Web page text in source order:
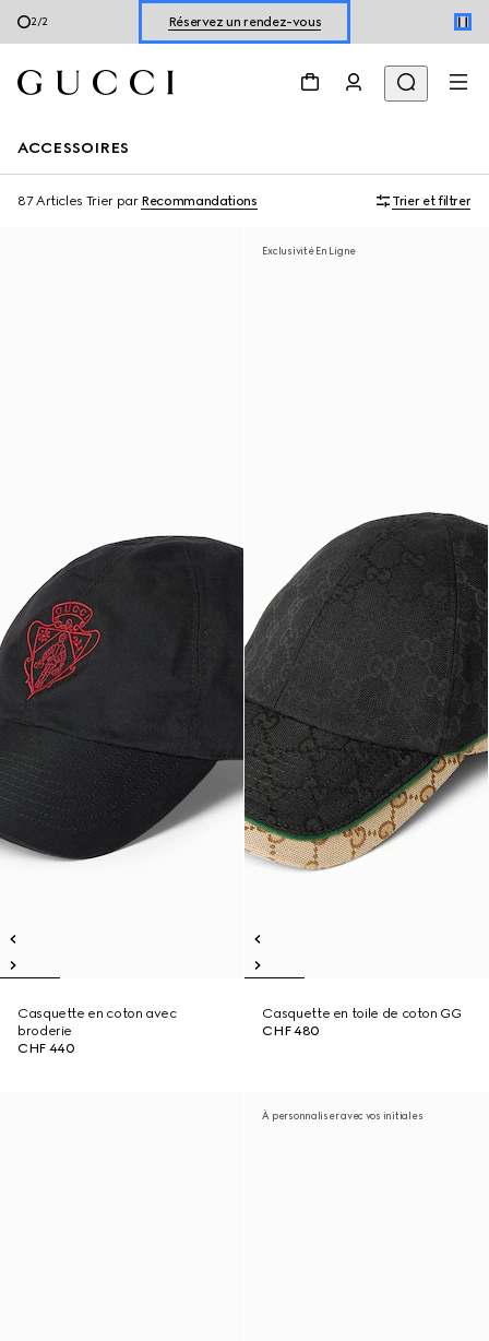
1/2 Découvrir les chaussures pour l’été
ACCESSOIRES
87 Articles Trier par Recommandations Trier et filtrer
Casquette en coton avec
broderie
CHF 440
Exclusivité En Ligne
Casquette en toile de coton GG
CHF 480
À personnaliser avec vos initiales